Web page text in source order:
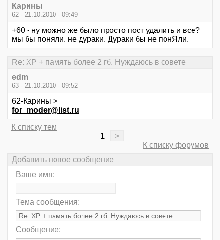
Карины
62 - 21.10.2010 - 09:49
+60 - ну можно же было просто пост удалить и все?
мы бы поняли. не дураки. Дураки бы не понЯли.
Re: XP + память более 2 гб. Нуждаюсь в совете
edm
63 - 21.10.2010 - 09:52
62-Карины >
for_moder@list.ru
К списку тем
1
>
К списку форумов
Добавить новое сообщение
Ваше имя:
Тема сообщения:
Сообщение: